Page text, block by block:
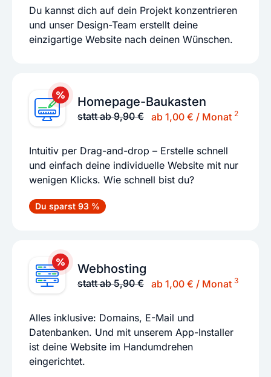
Du kannst dich auf dein Projekt konzentrieren
und unser Design-Team erstellt deine
einzigartige Website nach deinen Wünschen.
Homepage-Baukasten
statt ab 9,90 € ab 1,00 € / Monat 2
Intuitiv per Drag-and-drop – Erstelle schnell
und einfach deine individuelle Website mit nur
wenigen Klicks. Wie schnell bist du?
Du sparst 93 %
Webhosting
statt ab 5,90 € ab 1,00 € / Monat 3
Alles inklusive: Domains, E-Mail und
Datenbanken. Und mit unserem App-Installer
ist deine Website im Handumdrehen
eingerichtet.